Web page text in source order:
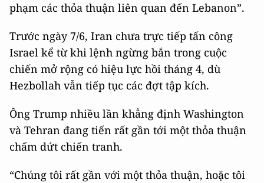
phạm các thỏa thuận liên quan đến Lebanon”.
Trước ngày 7/6, Iran chưa trực tiếp tấn công
Israel kể từ khi lệnh ngừng bắn trong cuộc
chiến mở rộng có hiệu lực hồi tháng 4, dù
Hezbollah vẫn tiếp tục các đợt tập kích.
Ông Trump nhiều lần khẳng định Washington
và Tehran đang tiến rất gần tới một thỏa thuận
chấm dứt chiến tranh.
“Chúng tôi rất gần với một thỏa thuận, hoặc tôi